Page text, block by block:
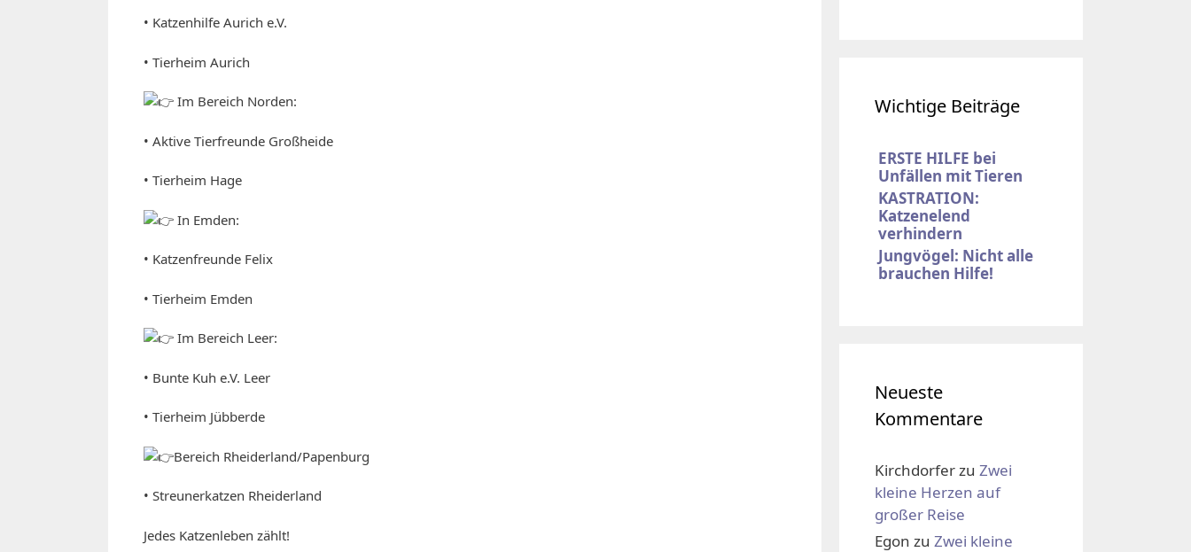
• Katzenhilfe Aurich e.V.
• Tierheim Aurich
Im Bereich Norden:
• Aktive Tierfreunde Großheide
• Tierheim Hage
In Emden:
• Katzenfreunde Felix
• Tierheim Emden
Im Bereich Leer:
• Bunte Kuh e.V. Leer
• Tierheim Jübberde
Bereich Rheiderland/Papenburg
• Streunerkatzen Rheiderland
Jedes Katzenleben zählt!
Wichtige Beiträge
ERSTE HILFE bei
Unfällen mit Tieren
KASTRATION:
Katzenelend
verhindern
Jungvögel: Nicht alle
brauchen Hilfe!
Neueste
Kommentare
Kirchdorferzu Zwei
kleine Herzen auf
großer Reise
Egon zu Zwei kleine